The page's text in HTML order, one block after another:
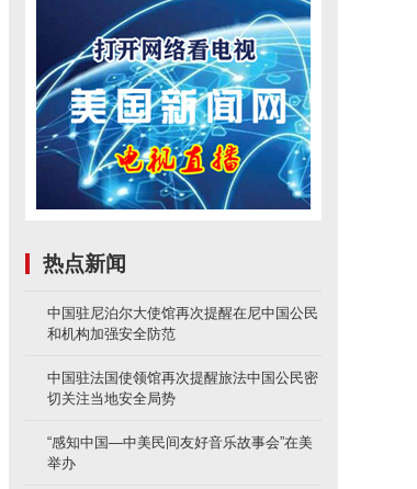
热点新闻
中国驻尼泊尔大使馆再次提醒在尼中国公民
和机构加强安全防范
中国驻法国使领馆再次提醒旅法中国公民密
切关注当地安全局势
“感知中国—中美民间友好音乐故事会”在美
举办